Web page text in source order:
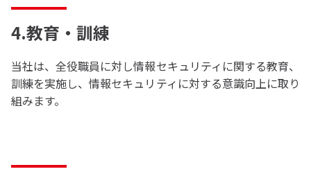
4.教育・訓練
当社は、全役職員に対し情報セキュリティに関する教育、
訓練を実施し、情報セキュリティに対する意識向上に取り
組みます。